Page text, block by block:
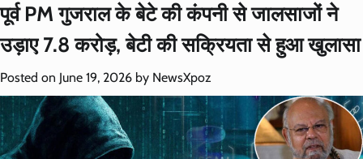
पूर्व PM गुजराल के बेटे की कंपनी से जालसाजों ने
उड़ाए 7.8 करोड़, बेटी की सक्रियता से हुआ खुलासा
Posted on June 19, 2026 by NewsXpoz